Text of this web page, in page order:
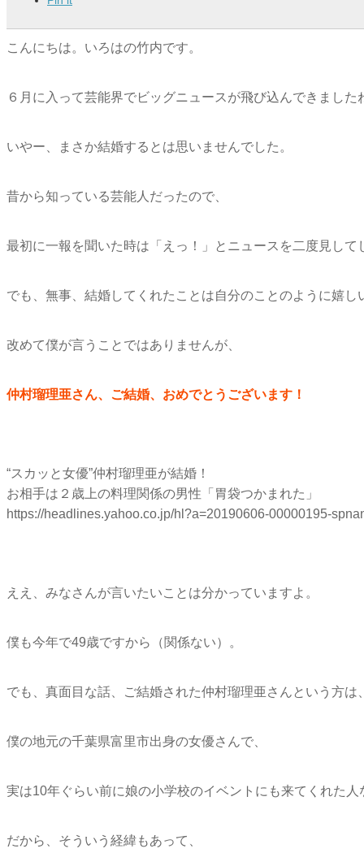
こんにちは。いろはの竹内です。
６月に入って芸能界でビッグニュースが飛び込んできました
いやー、まさか結婚するとは思いませんでした。
昔から知っている芸能人だったので、
最初に一報を聞いた時は「えっ！」とニュースを二度見して
でも、無事、結婚してくれたことは自分のことのように嬉し
改めて僕が言うことではありませんが、
仲村瑠理亜さん、ご結婚、おめでとうございます！
“スカッと女優”仲村瑠理亜が結婚！
お相手は２歳上の料理関係の男性「胃袋つかまれた」
https://headlines.yahoo.co.jp/hl?a=20190606-00000195-
ええ、みなさんが言いたいことは分かっていますよ。
僕も今年で49歳ですから（関係ない）。
でも、真面目な話、ご結婚された仲村瑠理亜さんという方は、
僕の地元の千葉県富里市出身の女優さんで、
実は10年ぐらい前に娘の小学校のイベントにも来てくれた人
だから、そういう経緯もあって、